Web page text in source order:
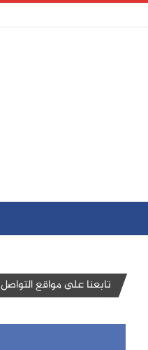
تابعنا على مواقع التواصل